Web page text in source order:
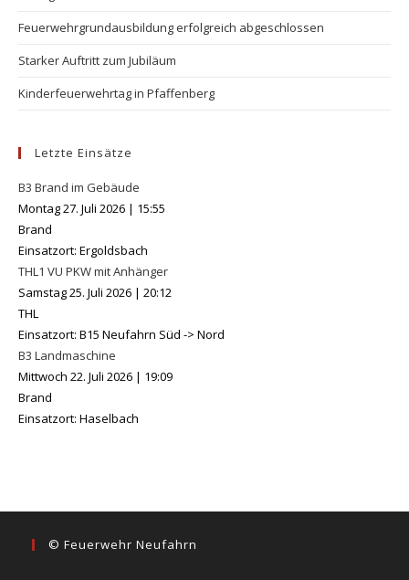
Feuerwehrgrundausbildung erfolgreich abgeschlossen
Starker Auftritt zum Jubiläum
Kinderfeuerwehrtag in Pfaffenberg
Letzte Einsätze
B3 Brand im Gebäude
Montag 27. Juli 2026 | 15:55
Brand
Einsatzort: Ergoldsbach
THL1 VU PKW mit Anhänger
Samstag 25. Juli 2026 | 20:12
THL
Einsatzort: B15 Neufahrn Süd -> Nord
B3 Landmaschine
Mittwoch 22. Juli 2026 | 19:09
Brand
Einsatzort: Haselbach
© Feuerwehr Neufahrn